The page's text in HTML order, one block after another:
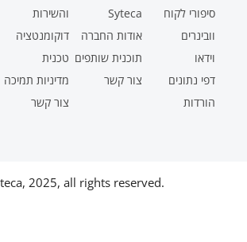
סיפורי לקוח
וובינרים
וידאו
דפי נתונים
הורדות
Syteca
אודות החברה
תוכנית שותפים
צור קשר
והשירות
דוקומנטציה
טכנית
מדיניות תמיכה
צור קשר
2025, all rights reserved.